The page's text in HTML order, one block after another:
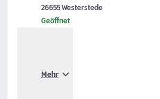
26655 Westerstede
Geöffnet
Mehr